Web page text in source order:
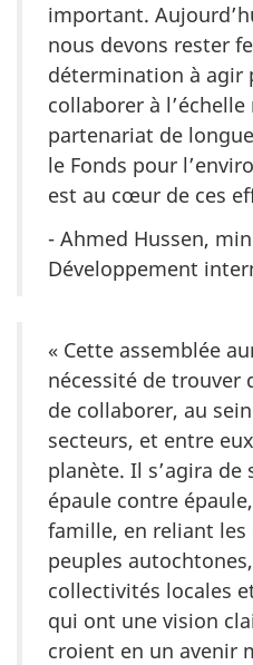
important.
nous devons rester
détermination à agir
collaborer à
partenariat de
le Fonds pour
est au cœur de ces
- Ahmed Hussen,
Développement
« Cette assemblée
nécessité de trouver
de collaborer, au
secteurs, et entre
planète. Il s’agira
épaule contre
famille, en reliant
peuples
collectivités locales
qui ont une vision
croient en un avenir